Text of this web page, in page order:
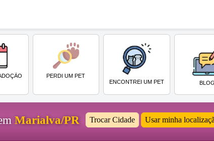
PERDI UM PET
ENCONTREI UM PET
BLOG
Marialva/PR Trocar Cidade Usar minha